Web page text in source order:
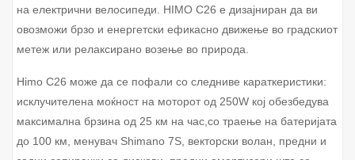
на електрични велосипеди. HIMO C26 е дизајниран да ви
овозможи брзо и енергетски ефикасно движење во градскиот
метеж или релаксирано возење во природа.
Himo C26 може да се пофали со следниве караткеристики:
исклучителена моќност на моторот од 250W кој обезбедува
максимална брзина од 25 км на час,со траење на батеријата
до 100 км, менувач Shimano 7S, векторски волан, предни и